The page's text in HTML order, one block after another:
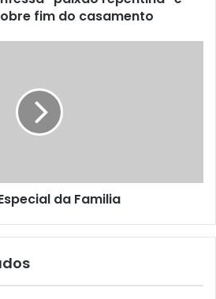
fim do casamento
da Familia